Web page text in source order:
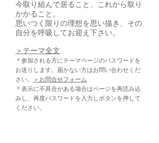
今取り組んで居ること、これから取り
かかること。
思いつく限りの理想を思い描き、その
自分を呼吸してお迎え下さい。
​＞テーマ全文
＊参加される方にテーマページのパスワードを
お送りします。届かない方はお問い合わせくだ
さい。
＞お問合せフォーム
＊表示に不具合がある場合はページを再読み込
みし、再度パスワードを入力しボタンを押して
ください。